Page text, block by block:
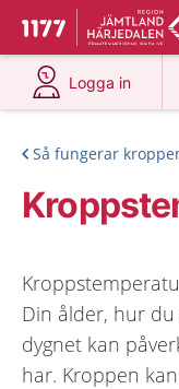
Till startsidan för
Du har valt
Logga in
på 1177.se
Så fungerar
Din ålder, hur
dygnet kan
har. Kroppen